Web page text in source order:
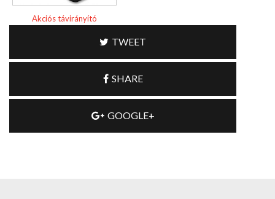
Akciós távirányító
TWEET
SHARE
GOOGLE+